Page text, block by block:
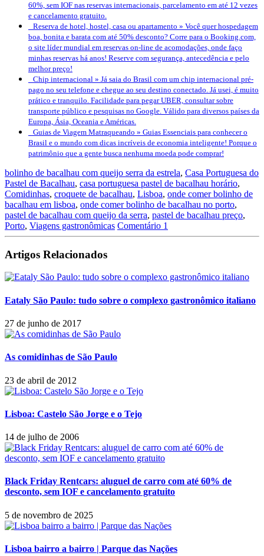
60%, sem IOF nas reservas internacionais, parcelamento em até 12 vezes
e cancelamento gratuito.
Reserva de hotel, hostel, casa ou apartamento » Você quer hospedagem
boa, bonita e barata com até 50% desconto? Corre para o Booking.com,
o site líder mundial em reservas on-line de acomodações, onde faço
minhas reservas há anos! Reserve com segurança, antecedência e pelo
melhor preço!
Chip internacional » Já saia do Brasil com um chip internacional pré-
pago no seu telefone e chegue ao seu destino conectado. Já usei, é muito
prático e tranquilo. Facilidade para pegar UBER, consultar sobre
transporte público e pesquisas no Google. Válido para diversos países da
Europa, Ásia, Oceania e Américas.
Guias de Viagem Matraqueando » Guias Essenciais para conhecer o
Brasil e o mundo com dicas incríveis de economia inteligente! Porque o
patrimônio que a gente busca nenhuma moeda pode comprar!
bolinho de bacalhau com queijo serra da estrela, Casa Portuguesa do
Pastel de Bacalhau, casa portuguesa pastel de bacalhau horário,
Comidinhas, croquete de bacalhau, Lisboa, onde comer bolinho de
bacalhau em lisboa, onde comer bolinho de bacalhau no porto,
pastel de bacalhau com queijo da serra, pastel de bacalhau preço,
Porto, Viagens gastronômicas Comentário 1
Artigos Relacionados
Eataly São Paulo: tudo sobre o complexo gastronômico italiano
27 de junho de 2017
As comidinhas de São Paulo
23 de abril de 2012
Lisboa: Castelo São Jorge e o Tejo
14 de julho de 2006
Black Friday Rentcars: aluguel de carro com até 60% de
desconto, sem IOF e cancelamento gratuito
5 de novembro de 2025
Lisboa bairro a bairro | Parque das Nações